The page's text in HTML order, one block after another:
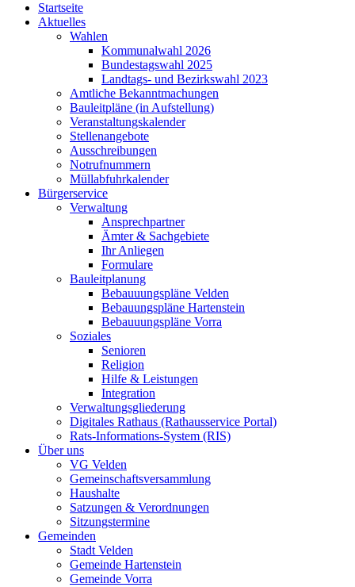
Startseite
Aktuelles
Wahlen
Kommunalwahl 2026
Bundestagswahl 2025
Landtags- und Bezirkswahl 2023
Amtliche Bekanntmachungen
Bauleitpläne (in Aufstellung)
Veranstaltungskalender
Stellenangebote
Ausschreibungen
Notrufnummern
Müllabfuhrkalender
Bürgerservice
Verwaltung
Ansprechpartner
Ämter & Sachgebiete
Ihr Anliegen
Formulare
Bauleitplanung
Bebauuungspläne Velden
Bebauungspläne Hartenstein
Bebauuungspläne Vorra
Soziales
Senioren
Religion
Hilfe & Leistungen
Integration
Verwaltungsgliederung
Digitales Rathaus (Rathausservice Portal)
Rats-Informations-System (RIS)
Über uns
VG Velden
Gemeinschaftsversammlung
Haushalte
Satzungen & Verordnungen
Sitzungstermine
Gemeinden
Stadt Velden
Gemeinde Hartenstein
Gemeinde Vorra